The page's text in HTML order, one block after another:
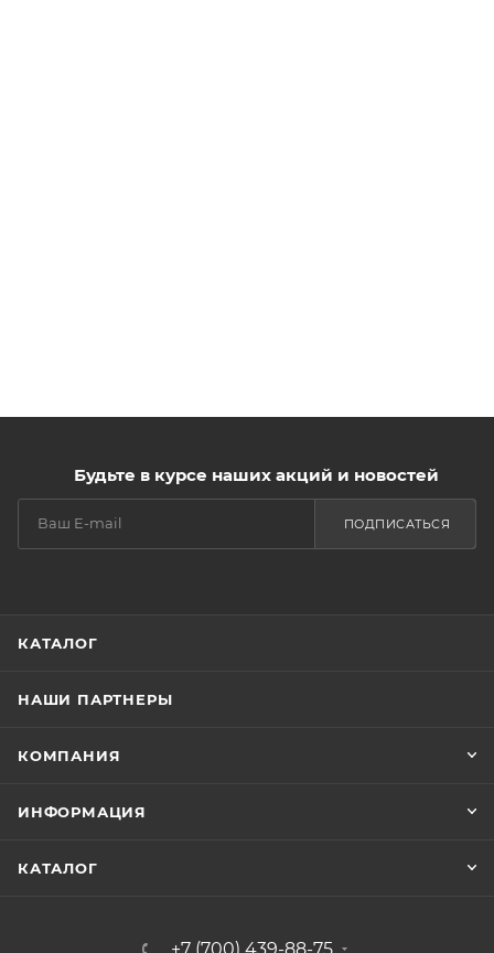
Будьте в курсе наших акций и новостей
ПОДПИСАТЬСЯ
КАТАЛОГ
НАШИ ПАРТНЕРЫ
КОМПАНИЯ
ИНФОРМАЦИЯ
КАТАЛОГ